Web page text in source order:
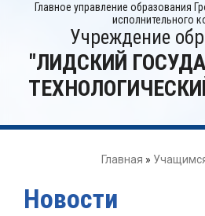
Главное управление образования
исполнительного
Учреждение
"ЛИДСКИЙ
Главная »
Новости